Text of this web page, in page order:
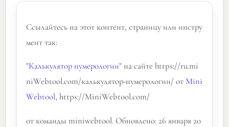
Ссылайтесь на этот контент, страницу или инстру
мент так:
"Калькулятор нумерологии" на сайте https://ru.mi
niWebtool.com/калькулятор-нумерологии/ от Mini
Webtool, https://MiniWebtool.com/
от команды miniwebtool. Обновлено: 26 января 20